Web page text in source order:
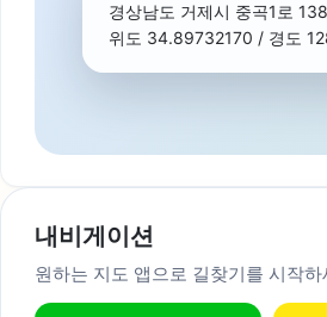
경상남도 거제시 중곡1로
위도 34.89732170 / 경도
내비게이션
원하는 지도 앱으로 길찾기를 시작하